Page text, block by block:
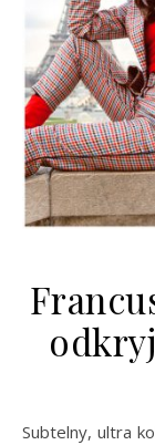
Subtelny, ultra kobiecy, a przy tym wszystkim elegancki i z